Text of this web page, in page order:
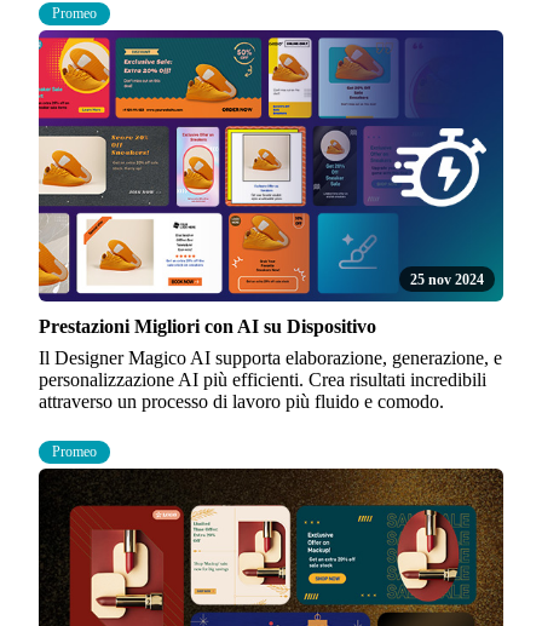
Promeo
25 nov 2024
Prestazioni Migliori con AI su Dispositivo
Il Designer Magico AI supporta elaborazione, generazione, e
personalizzazione AI più efficienti. Crea risultati incredibili
attraverso un processo di lavoro più fluido e comodo.
Promeo